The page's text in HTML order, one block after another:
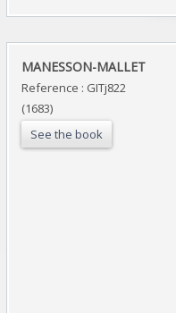
‎MANESSON-MALLET‎
Reference : GITj822
(1683)
See the book